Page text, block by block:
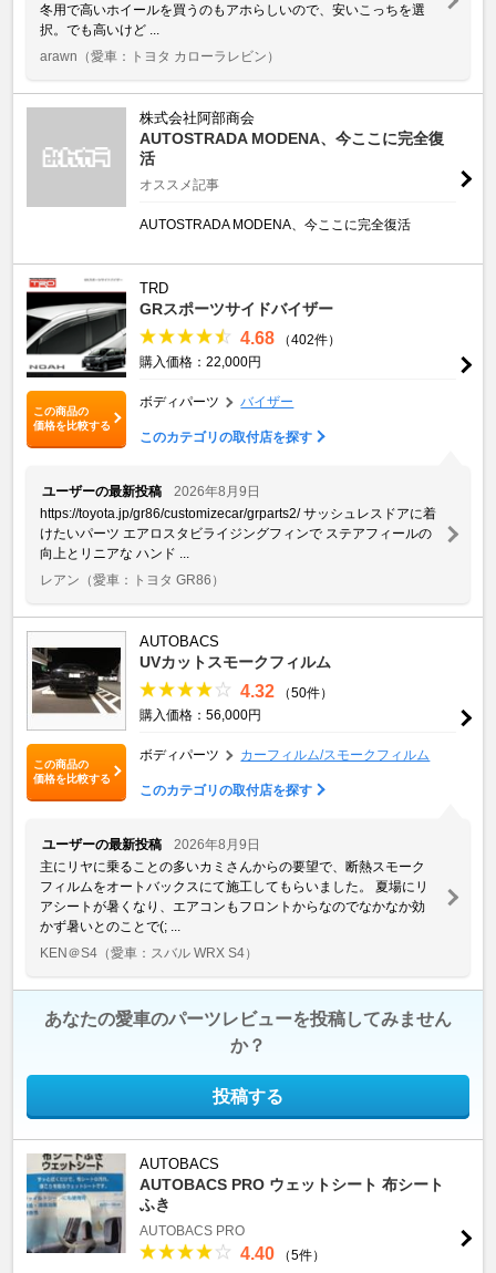
冬用で高いホイールを買うのもアホらしいので、安いこっちを選
択。でも高いけど ...
arawn （愛車：トヨタ カローラレビン）
株式会社阿部商会
AUTOSTRADA MODENA、今ここに完全復
活
オススメ記事
AUTOSTRADA MODENA、今ここに完全復活
この商品の
価格を比較する
TRD
GRスポーツサイドバイザー
4.68
（402件）
購入価格：22,000円
ボディパーツ バイザー
このカテゴリの取付店を探す
ユーザーの最新投稿
2026年8月9日
https://toyota.jp/gr86/customizecar/grparts2/ サッシュレスドアに着
けたいパーツ エアロスタビライジングフィンで ステアフィールの
向上とリニアな ハンド ...
レアン （愛車：トヨタ GR86）
この商品の
価格を比較する
AUTOBACS
UVカットスモークフィルム
4.32
（50件）
購入価格：56,000円
ボディパーツ カーフィルム/スモークフィルム
このカテゴリの取付店を探す
ユーザーの最新投稿
2026年8月9日
主にリヤに乗ることの多いカミさんからの要望で、断熱スモーク
フィルムをオートバックスにて施工してもらいました。 夏場にリ
アシートが暑くなり、エアコンもフロントからなのでなかなか効
かず暑いとのことで(; ...
KEN＠S4 （愛車：スバル WRX S4）
あなたの愛車のパーツレビューを投稿してみません
か？
投稿する
AUTOBACS
AUTOBACS PRO ウェットシート 布シート
ふき
AUTOBACS PRO
4.40 （5件）